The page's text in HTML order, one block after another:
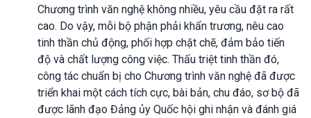
Chương trình văn nghệ không nhiều, yêu cầu đặt ra rất
cao. Do vậy, mỗi bộ phận phải khẩn trương, nêu cao
tinh thần chủ động, phối hợp chặt chẽ, đảm bảo tiến
độ và chất lượng công việc. Thấu triệt tinh thần đó,
công tác chuẩn bị cho Chương trình văn nghệ đã được
triển khai một cách tích cực, bài bản, chu đáo, sơ bộ đã
được lãnh đạo Đảng ủy Quốc hội ghi nhận và đánh giá